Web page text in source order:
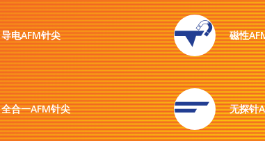
导电AFM针尖 磁性
全合一AFM针尖 无探针